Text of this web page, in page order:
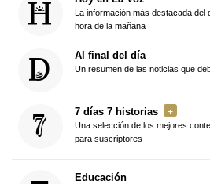
La información más destacada del
hora de la mañana
Al final del día
Un resumen de las noticias que
7 días 7 historias
Una selección de los mejores
para suscriptores
Educación